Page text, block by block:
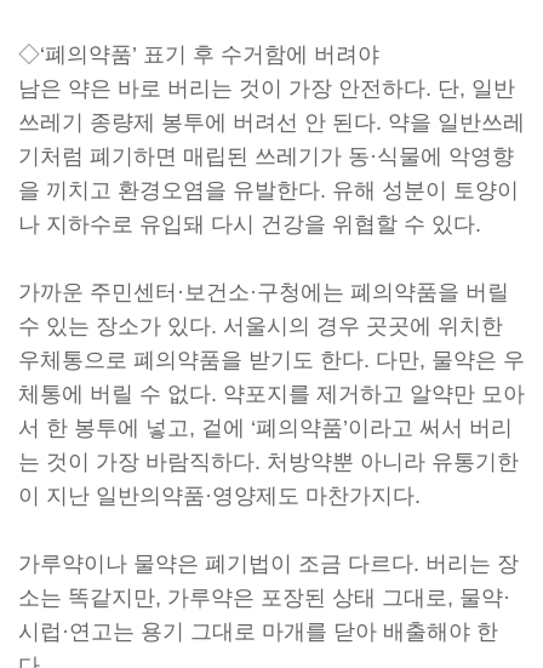
◇‘폐의약품’ 표기 후 수거함에 버려야
남은 약은 바로 버리는 것이 가장 안전하다. 단, 일반
쓰레기 종량제 봉투에 버려선 안 된다. 약을 일반쓰레
기처럼 폐기하면 매립된 쓰레기가 동·식물에 악영향
을 끼치고 환경오염을 유발한다. 유해 성분이 토양이
나 지하수로 유입돼 다시 건강을 위협할 수 있다.
가까운 주민센터·보건소·구청에는 폐의약품을 버릴
수 있는 장소가 있다. 서울시의 경우 곳곳에 위치한
우체통으로 폐의약품을 받기도 한다. 다만, 물약은 우
체통에 버릴 수 없다. 약포지를 제거하고 알약만 모아
서 한 봉투에 넣고, 겉에 ‘폐의약품’이라고 써서 버리
는 것이 가장 바람직하다. 처방약뿐 아니라 유통기한
이 지난 일반의약품·영양제도 마찬가지다.
가루약이나 물약은 폐기법이 조금 다르다. 버리는 장
소는 똑같지만, 가루약은 포장된 상태 그대로, 물약·
시럽·연고는 용기 그대로 마개를 닫아 배출해야 한